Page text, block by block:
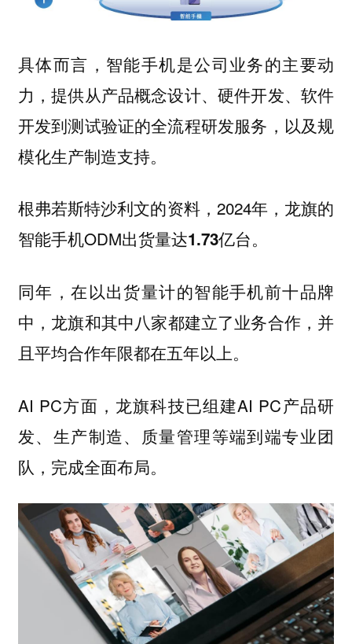
具体而言， 智能手机是公司业务的主要动
力，提供从产品概念设计、硬件开发、软件
开发到测试验证的全流程研发服务，以及规
模化生产制造支持。
根弗若斯特沙利文的资料，2024年，龙旗的
智能手机ODM出货量达1.73亿台。
同年，在以出货量计的智能手机前十品牌
中，龙旗和其中八家都建立了业务合作，并
且平均合作年限都在五年以上。
AI PC方面，龙旗科技已组建AI PC产品研
发、生产制造、质量管理等端到端专业团
队，完成全面布局。